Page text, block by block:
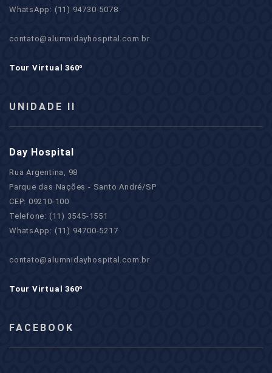
WhatsApp: (11) 94730-5078
contato@alumnidayhospital.com.br
Tour Virtual 360º
UNIDADE II
Day Hospital
Rua Argentina, 98
Parque das Nações - Santo André/SP
CEP: 09210-100
Telefone: (11) 3545-1551
WhatsApp: (11) 94700-5217
contato@alumnidayhospital.com.br
Tour Virtual 360º
FACEBOOK